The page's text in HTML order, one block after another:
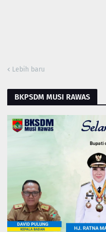
Lebih baru
BKPSDM MUSI RAWAS